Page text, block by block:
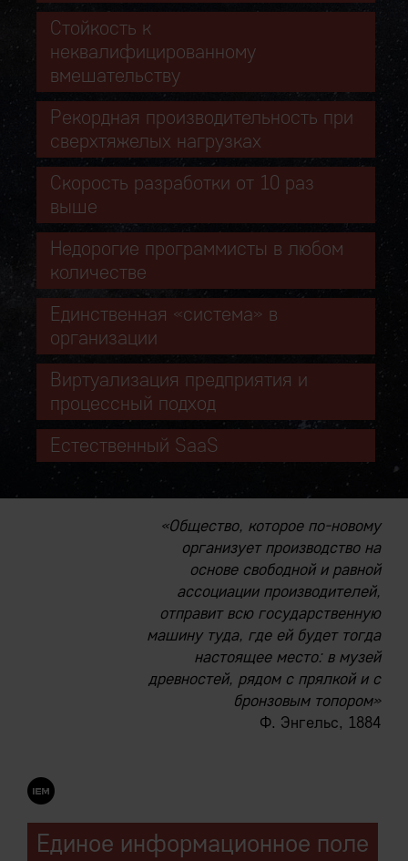
Стойкость к
неквалифицированному
вмешательству
Рекордная производительность при
сверхтяжелых нагрузках
Скорость разработки от 10 раз
выше
Недорогие программисты в любом
количестве
Единственная «система» в
организации
Виртуализация предприятия и
процессный подход
Естественный SaaS
«Общество, которое по-новому
организует производство на
основе свободной и равной
ассоциации производителей,
отправит всю государственную
машину туда, где ей будет тогда
настоящее место: в музей
древностей, рядом с прялкой и с
бронзовым топором»
Ф. Энгельс, 1884
Единое информационное поле